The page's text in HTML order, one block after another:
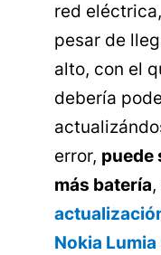
red
pesar de
alto, con el
debería
error, puede
más batería
Nokia